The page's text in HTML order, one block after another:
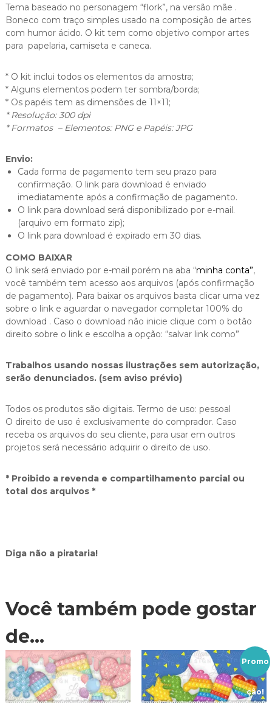
Tema baseado no personagem “flork”, na versão mãe .
Boneco com traço simples usado na composição de artes
com humor ácido. O kit tem como objetivo compor artes
para papelaria, camiseta e caneca.
* O kit inclui todos os elementos da amostra;
* Alguns elementos podem ter sombra/borda;
* Os papéis tem as dimensões de 11×11;
* Resolução: 300 dpi
* Formatos – Elementos: PNG e Papéis: JPG
Envio:
Cada forma de pagamento tem seu prazo para
confirmação. O link para download é enviado
imediatamente após a confirmação de pagamento.
O link para download será disponibilizado por e-mail.
(arquivo em formato zip);
O link para download é expirado em 30 dias.
COMO BAIXAR
O link será enviado por e-mail porém na aba “minha conta”,
você também tem acesso aos arquivos (após confirmação
de pagamento). Para baixar os arquivos basta clicar uma vez
sobre o link e aguardar o navegador completar 100% do
download . Caso o download não inicie clique com o botão
direito sobre o link e escolha a opção: “salvar link como”
Trabalhos usando nossas ilustrações sem autorização,
serão denunciados. (sem aviso prévio)
Todos os produtos são digitais. Termo de uso: pessoal
O direito de uso é exclusivamente do comprador. Caso
receba os arquivos do seu cliente, para usar em outros
projetos será necessário adquirir o direito de uso.
* Proibido a revenda e compartilhamento parcial ou
total dos arquivos *
Diga não a pirataria!
Você também pode gostar
de…
Promo
ção!